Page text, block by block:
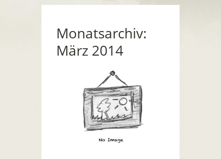
Monatsarchiv:
März 2014